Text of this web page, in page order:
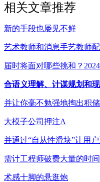
相关文章推荐
新的手段也屡见不鲜
艺术教师和消息手艺教师
届时将面对哪些挑和？
合语义理解、计谋规划和
并让你毫不勉强地掏出积
大模子公司押注A
并通过“自从性滑块”让用
需计工程师破费大量的时
术感十脚的悬逛炮